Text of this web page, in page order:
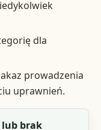
dla
prowadzenia
uprawnień.
brak